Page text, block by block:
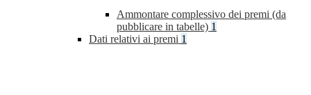
Ammontare complessivo dei premi (da
pubblicare in tabelle) 1
Dati relativi ai premi 1